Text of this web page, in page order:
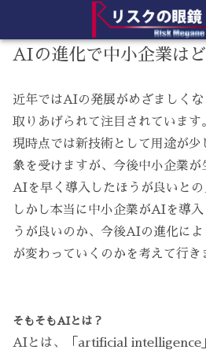
AIの進化で中小企業は
近年ではAIの発展がめざましく
取りあげられて注目されています
現時点では新技術として用途が
象を受けますが、今後中小企業が
AIを早く導入したほうが良いとの
しかし本当に中小企業がAIを導
うが良いのか、今後AIの進化に
が変わっていくのかを考えて行き
そもそもAIとは？
AIとは、「artificial intelligence